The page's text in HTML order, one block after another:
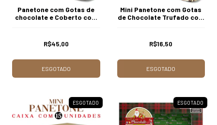
Panetone com Gotas de
chocolate e Coberto com
R$45,00
ESGOTADO
Mini Panetone com Gotas
de Chocolate Trufado com
R$16,50
ESGOTADO
ESGOTADO ESGOTADO